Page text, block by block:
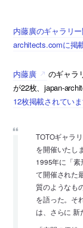
内藤廣のギャラリ
architects.comに掲
内藤廣 のギャラ
が22枚、japan-
12枚掲載されてい
TOTOギャラ
を開催いたし
1995年に「
て開催された
質のようなも
を語った。そ
は、さらに 新